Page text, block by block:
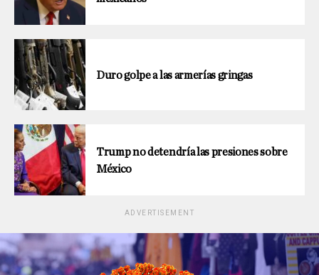
Duro golpe a las armerías gringas
Trump no detendría las presiones sobre
México
ADVERTISEMENT